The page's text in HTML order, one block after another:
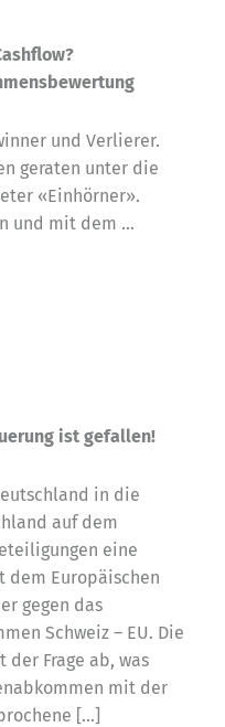
und Verlierer.
geraten unter die
«Einhörner».
und mit dem ...
ist gefallen!
in die
auf dem
eine
dem Europäischen
gegen das
Schweiz – EU. Die
Frage ab, was
mit der
[…]